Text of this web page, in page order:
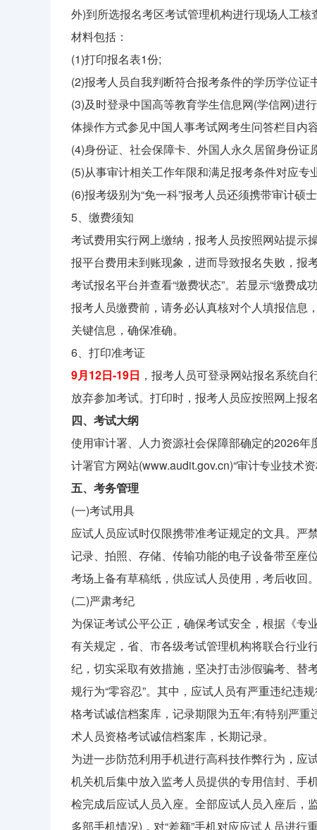
外)到所选报名考区考试管理机构进行现场人工
材料包括：
(1)打印报名表1份;
(2)报考人员自我判断符合报考条件的学历学位证
(3)及时登录中国高等教育学生信息网(学信网)进
体操作方式参见中国人事考试网考生问答栏目内
(4)身份证、社会保障卡、外国人永久居留身份证
(5)从事审计相关工作年限和满足报考条件对应
(6)报考级别为“免一科”报考人员还须携带审计硕
5、缴费须知
考试费用实行网上缴纳，报考人员按照网站提示
报平台费用未到账现象，进而导致报名失败，报
考试报名平台并查看“缴费状态”。若显示“缴费成
报考人员缴费前，请务必认真核对个人填报信息
关键信息，确保准确。
6、打印准考证
9月12日-19日 ，报考人员可登录网站报名系统
放弃参加考试。打印时，报考人员应按照网上报
四、考试大纲
使用审计署、人力资源社会保障部确定的2026
计署官方网站(www.audit.gov.cn)“审计专业技术资
五、考务管理
(一)考试用具
应试人员应试时仅限携带准考证规定的文具。严
记录、拍照、存储、传输功能的电子设备带至座位
考场上备有草稿纸，供应试人员使用，考后收回。
(二)严肃考纪
为保证考试公平公正，确保考试安全，根据《专
有关规定，省、市各级考试管理机构将联合行业
纪，切实采取有效措施，坚决打击涉假骗考、替
规行为“零容忍”。其中，应试人员有严重违纪违
格考试诚信档案库，记录期限为五年;有特别严
术人员资格考试诚信档案库，长期记录。
为进一步防范利用手机进行高科技作弊行为，应
机关机后集中放入监考人员提供的专用信封、手
检完成后应试人员入座。全部应试人员入座后，
多部手机情况)，对“差额”手机对应应试人员进